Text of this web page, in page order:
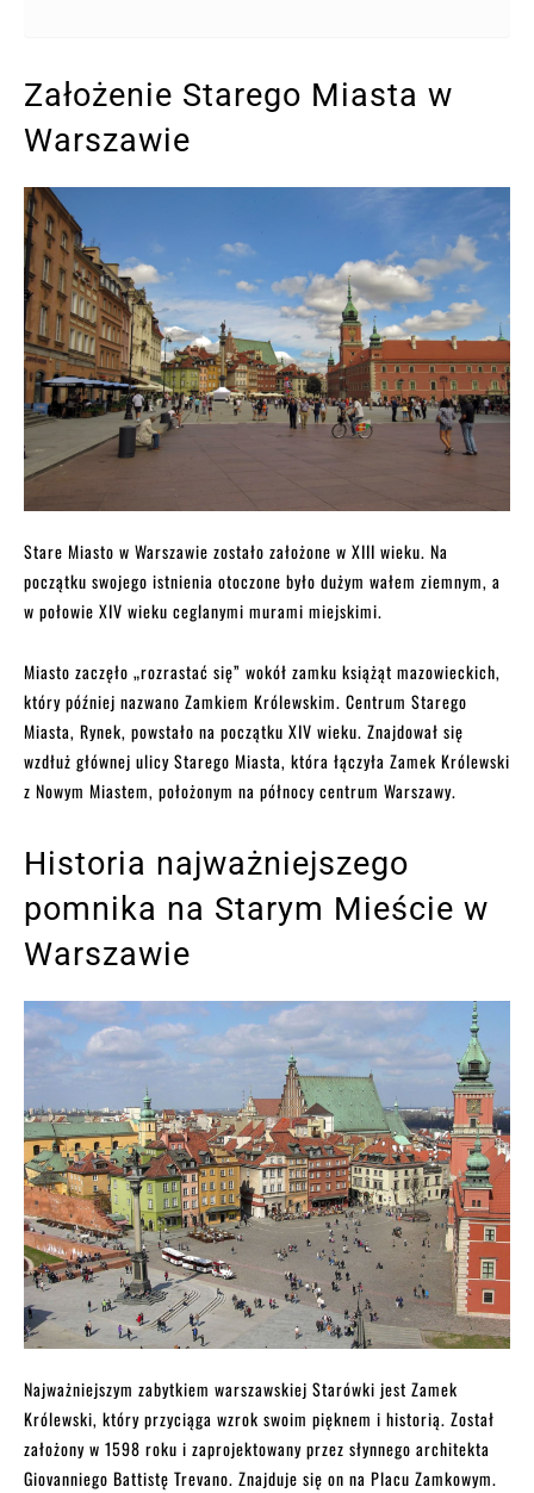
Założenie Starego Miasta w
Warszawie
Stare Miasto w Warszawie zostało założone w XIII wieku. Na
początku swojego istnienia otoczone było dużym wałem ziemnym, a
w połowie XIV wieku ceglanymi murami miejskimi.
Miasto zaczęło „rozrastać się” wokół zamku książąt mazowieckich,
który później nazwano Zamkiem Królewskim. Centrum Starego
Miasta, Rynek, powstało na początku XIV wieku. Znajdował się
wzdłuż głównej ulicy Starego Miasta, która łączyła Zamek Królewski
z Nowym Miastem, położonym na północy centrum Warszawy.
Historia najważniejszego
pomnika na Starym Mieście w
Warszawie
Najważniejszym zabytkiem warszawskiej Starówki jest Zamek
Królewski, który przyciąga wzrok swoim pięknem i historią. Został
założony w 1598 roku i zaprojektowany przez słynnego architekta
Giovanniego Battistę Trevano. Znajduje się on na Placu Zamkowym.